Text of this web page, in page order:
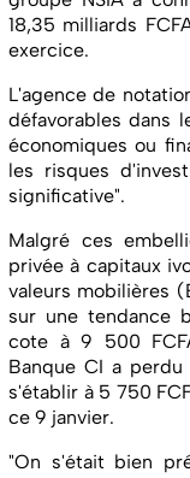
18,35 milliards
exercice.
L'agence de
défavorables dans
économiques ou
les risques
significative".
Malgré ces
privée à capitaux
valeurs mobilières
sur une tendance
cote à 9 500
Banque CI a
s'établir à 5 750
ce 9 janvier.
"On s'était bien